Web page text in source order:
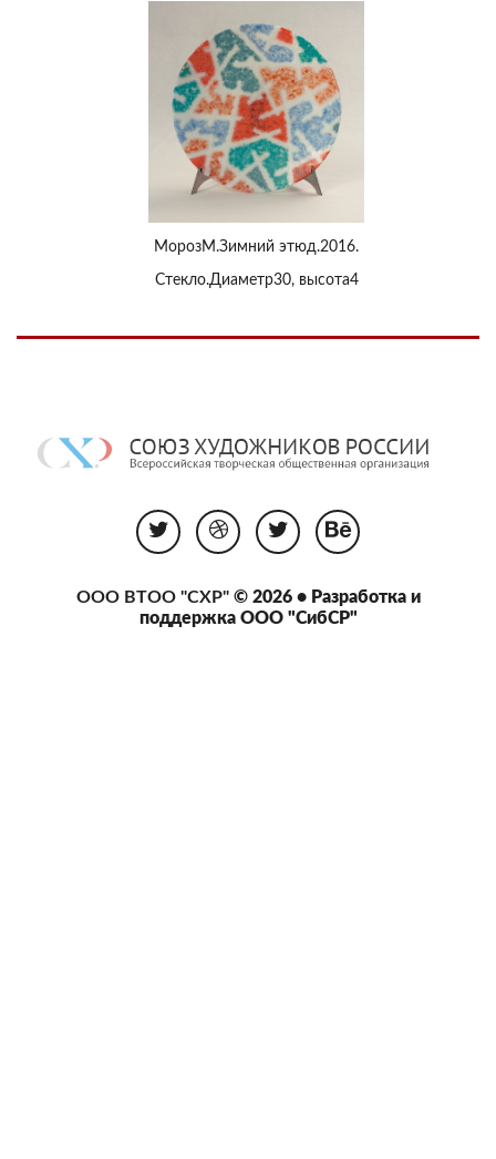
МорозМ.Зимний этюд.2016.
Стекло.Диаметр30, высота4
ООО ВТОО "СХР"© 2026 • Разработка и
поддержка ООО "СибСР"